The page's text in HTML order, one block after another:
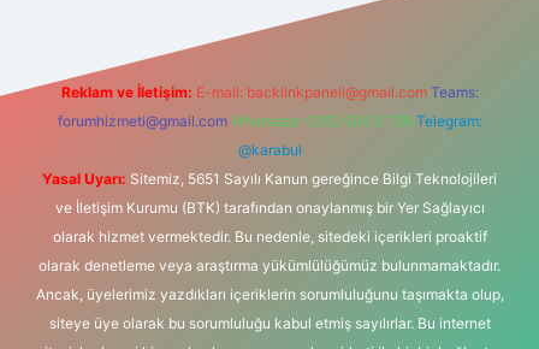
Reklam ve İletişim: E-mail: backlinkpaneli@gmail.com Teams:
forumhizmeti@gmail.com Whatsapp: 0262 606 0 726 Telegram:
@karabul
Yasal Uyarı: Sitemiz, 5651 Sayılı Kanun gereğince Bilgi Teknolojileri
ve İletişim Kurumu (BTK) tarafından onaylanmış bir Yer Sağlayıcı
olarak hizmet vermektedir. Bu nedenle, sitedeki içerikleri proaktif
olarak denetleme veya araştırma yükümlülüğümüz bulunmamaktadır.
Ancak, üyelerimiz yazdıkları içeriklerin sorumluluğunu taşımakta olup,
siteye üye olarak bu sorumluluğu kabul etmiş sayılırlar. Bu internet